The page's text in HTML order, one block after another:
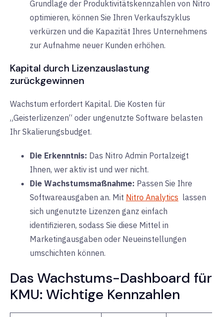
Grundlage der Produktivitätskennzahlen von Nitro
optimieren, können Sie Ihren Verkaufszyklus
verkürzen und die Kapazität Ihres Unternehmens
zur Aufnahme neuer Kunden erhöhen.
Kapital durch Lizenzauslastung
zurückgewinnen
Wachstum erfordert Kapital. Die Kosten für
„Geisterlizenzen“ oder ungenutzte Software belasten
Ihr Skalierungsbudget.
Die Erkenntnis: Das Nitro Admin Portalzeigt
Ihnen, wer aktiv ist und wer nicht.
Die Wachstumsmaßnahme: Passen Sie Ihre
Softwareausgaben an. Mit Nitro Analytics lassen
sich ungenutzte Lizenzen ganz einfach
identifizieren, sodass Sie diese Mittel in
Marketingausgaben oder Neueinstellungen
umschichten können.
Das Wachstums-Dashboard für
KMU: Wichtige Kennzahlen